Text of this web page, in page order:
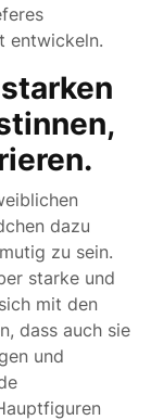
entwickeln.
dazu
zu sein.
starke und
mit den
dass auch sie
und